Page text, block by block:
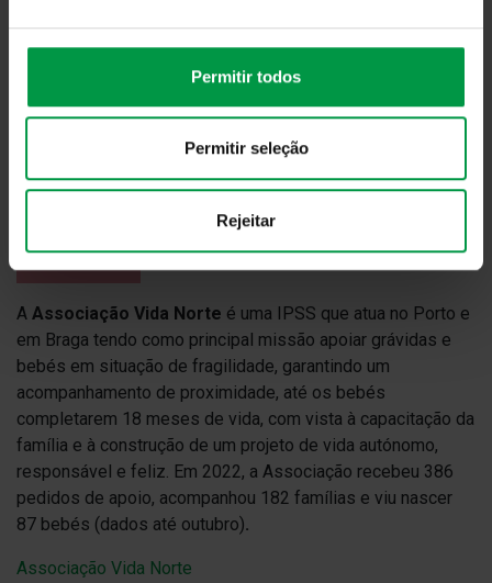
Permitir todos
Permitir seleção
Rejeitar
A Associação Vida Norte é uma IPSS que atua no Porto e
em Braga tendo como principal missão apoiar grávidas e
bebés em situação de fragilidade, garantindo um
acompanhamento de proximidade, até os bebés
completarem 18 meses de vida, com vista à capacitação da
família e à construção de um projeto de vida autónomo,
responsável e feliz. Em 2022, a Associação recebeu 386
pedidos de apoio, acompanhou 182 famílias e viu nascer
87 bebés (dados até outubro).
Associação Vida Norte